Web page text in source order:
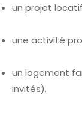
un projet
une activité
un logement
invités).